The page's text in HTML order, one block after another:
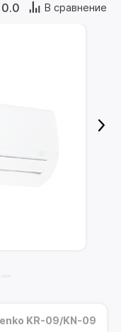
0.0 В сравнение
KR-09/KN-09